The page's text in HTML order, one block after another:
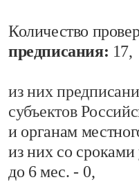
Количество
предписания: 17,
из них
субъектов
и органам
из них со
до 6мес. - 0,